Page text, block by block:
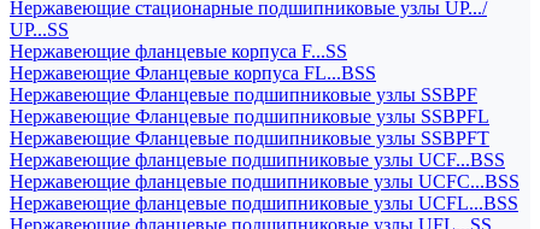
Нержавеющие стационарные подшипниковые узлы UP.../
UP...SS
Нержавеющие фланцевые корпуса F...SS
Нержавеющие Фланцевые корпуса FL...BSS
Нержавеющие Фланцевые подшипниковые узлы SSBPF
Нержавеющие Фланцевые подшипниковые узлы SSBPFL
Нержавеющие Фланцевые подшипниковые узлы SSBPFT
Нержавеющие фланцевые подшипниковые узлы UCF...BSS
Нержавеющие фланцевые подшипниковые узлы UCFC...BSS
Нержавеющие фланцевые подшипниковые узлы UCFL...BSS
Нержавеющие фланцевые подшипниковые узлы UFL...SS